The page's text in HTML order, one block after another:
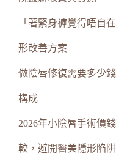
「著緊身褲覺得唔自
形改善方案
做陰唇修復需要多少
構成
2026年小陰唇手術價
較，避開醫美隱形陷阱